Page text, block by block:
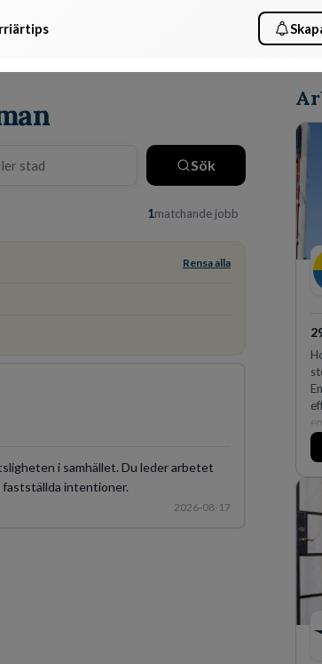
Sök
1matchande jobb
Rensa alla
i samhället. Du leder arbetet
intentioner.
2026-08-17